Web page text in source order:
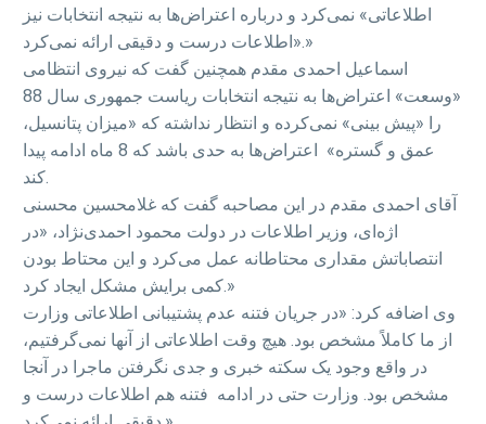
اطلاعاتی» نمی‌کرد و درباره اعتراض‌ها به نتیجه انتخابات نیز
«اطلاعات درست و دقیقی ارائه نمی‌کرد.»
اسماعیل احمدی مقدم همچنین گفت که نیروی انتظامی
«وسعت» اعتراض‌ها به نتیجه انتخابات ریاست جمهوری سال 88
را «پیش بینی» نمی‌کرده و انتظار نداشته که «میزان پتانسیل،
عمق و گستره» ‌ اعتراض‌ها به حدی باشد که 8 ماه ادامه پیدا
کند.
آقای احمدی مقدم در این مصاحبه گفت که غلامحسین محسنی
اژه‌ای، وزیر اطلاعات در دولت محمود احمدی‌نژاد، «در
انتصاباتش مقداری محتاطانه عمل می‌کرد و این محتاط بودن
کمی برایش مشکل ایجاد کرد.»
وی اضافه کرد: «در جریان فتنه عدم پشتیبانی اطلاعاتی وزارت
از ما کاملاً مشخص بود. هیچ ‌وقت اطلاعاتی از آنها نمی‌گرفتیم،
در واقع وجود یک سکته ‌خبری و جدی نگرفتن ماجرا در آنجا
مشخص بود. وزارت حتی در ادامه ‌ فتنه هم اطلاعات درست و